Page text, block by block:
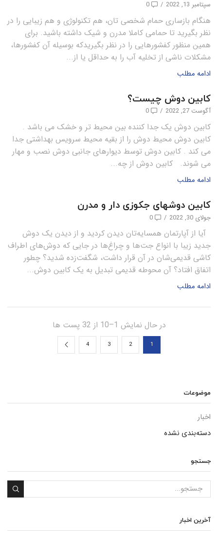
سپتامبر 13, 2022 /
0
هنگام بازساری حمام شخصی تان، هم تکنولوژی و هم زیبایی را در
نظر بگیرید تا حمامی کاملا مدرن و شیک داشته باشید. برای
همین منظور کفشورهایی را در نظر بگیریدکه بوسیله آن کفشورها،
مشکلات ناشی از تخلیه آب را به حداقل یا از...
ادامه مطلب
کابین دوش چیست؟
آگوست 27, 2022 /
0
کابین دوش یک جدا کننده بین محیط تر و خشک می باشد .
کابین دوش محیط دوش را از بقیه محیط سرویس بهداشتی جدا
می کند . کابین دوش توسط دیوارهای جانبی دوش نصب و مهار
می شوند. کابین دوش از چه...
ادامه مطلب
کابین دوشهای جکوزی دار و مدرن
جولای 30, 2022 /
0
آیا از آپارتمان همسایه‌تان دیدن کردید و از دیدن یک دوش
جدید زیبا با انواع جت‌ها و چراغ‌ها در جایی که دوش‌های اطراف
کاشی قدیمی‌شان در آن قرار داشت، شگفت‌زده شدید؟ چطور
اتفاق افتاد؟ آن محوطه قدیمی تبدیل به یک کابین دوش...
ادامه مطلب
در حال نمایش 1–10 از 32 پست ها
1
2
3
4
موضوعات
اخبار
دسته‌بندی نشده
جستجو
آخرین اخبار